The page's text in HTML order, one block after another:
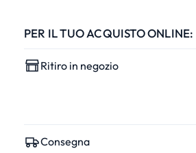
PER IL TUO ACQUISTO ONLINE:
Ritiro in negozio
Consegna